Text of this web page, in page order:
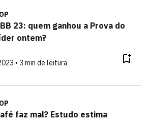
23: quem ganhou a Prova do
ontem?
• 3 min de leitura
faz mal? Estudo estima